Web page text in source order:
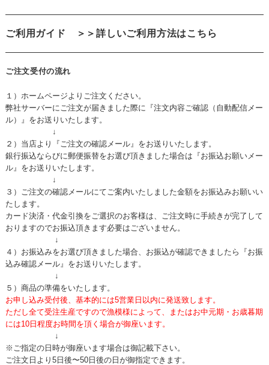
ご利用ガイド ＞＞詳しいご利用方法はこちら
ご注文受付の流れ
１）ホームページよりご注文ください。
弊社サーバーにご注文が届きました際に『注文内容ご確認（自動配信メー
ル）』をお送りいたします。
↓
２）当店より『ご注文の確認メール』をお送りいたします。
銀行振込ならびに郵便振替をお選び頂きました場合は『お振込お願いメー
ル』をお送りいたします。
↓
３）ご注文の確認メールにてご案内いたしました金額をお振込みお願いい
たします。
カード決済・代金引換をご選択のお客様は、ご注文時に手続きが完了して
おりますのでお振込頂きます必要はございません。
↓
４）お振込みをお選び頂きました場合、お振込が確認できましたら『お振
込み確認メール』をお送りいたします。
↓
５）商品の準備をいたします。
お申し込み受付後、基本的には5営業日以内に発送致します。
ただし全て受注生産ですので漁模様によって、またはお中元期・お歳暮期
には10日程度お時間を頂く場合が御座います。
↓
※ご指定の日時が御座います場合は御記載下さい。
ご注文日より5日後〜50日後の日が御指定できます。